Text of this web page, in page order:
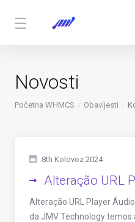
Novosti
Početna WHMCS Obavijesti
8th Kolovoz 2024
Alteração URL
Alteração URL Player
da JMV Technology temos